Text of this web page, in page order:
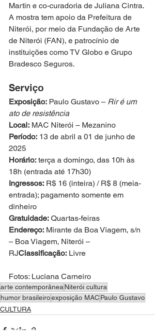
Martin e co-curadoria de Juliana Cintra.
A mostra tem apoio da Prefeitura de
Niterói, por meio da Fundação de Arte
de Niterói (FAN), e patrocínio de
instituições como TV Globo e Grupo
Bradesco Seguros.
Serviço
Exposição: Paulo Gustavo – Rir é um
ato de resistência
Local: MAC Niterói – Mezanino
Período: 13 de abril a 01 de junho de
2025
Horário: terça a domingo, das 10h às
18h (entrada até 17h30)
Ingressos: R$ 16 (inteira) / R$ 8 (meia-
entrada); pagamento somente em
dinheiro
Gratuidade: Quartas-feiras
Endereço: Mirante da Boa Viagem, s/n
– Boa Viagem, Niterói –
RJClassificação: Livre
Fotos: Luciana Carneiro
arte contemporânea Niterói cultura
humor brasileiroexposição MACPaulo Gustavo
CULTURA